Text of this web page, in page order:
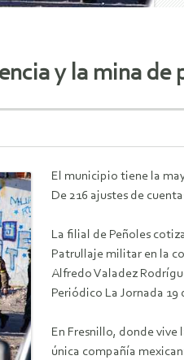
y la mina de
El municipio tiene la
De 216 ajustes de
La filial de Peñoles
Patrullaje militar en la
Alfredo Valadez
Periódico La Jornada 19
En Fresnillo, donde
única compañía